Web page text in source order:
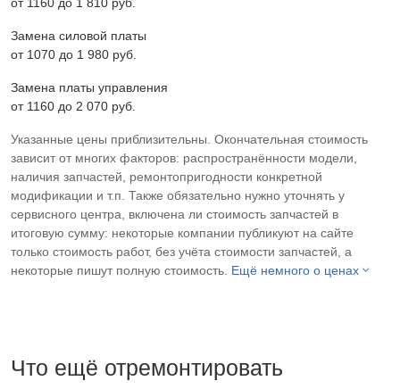
Замена силовой платы
от 1070 до 1 980 pyб.
Замена платы управления
от 1160 до 2 070 pyб.
Указанные цены приблизительны. Окончательная стоимость
зависит от многих факторов: распространённости модели,
наличия запчастей, ремонтопригодности конкретной
модификации и т.п. Также обязательно нужно уточнять у
сервисного центра, включена ли стоимость запчастей в
итоговую сумму: некоторые компании публикуют на сайте
только стоимость работ, без учёта стоимости запчастей, а
некоторые пишут полную стоимость. Ещё немного о ценах
Что ещё отремонтировать